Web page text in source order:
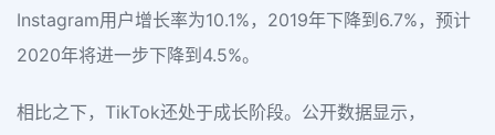
Instagram用户增长率为10.1%，2019年下降到6.7%，预计
2020年将进一步下降到4.5%。
相比之下，TikTok还处于成长阶段。公开数据显示，